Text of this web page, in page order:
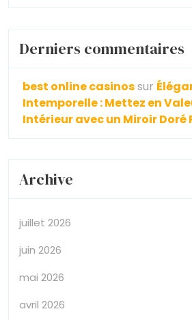
Derniers commentaires
best online casinossur
Intemporelle : Mettez en
Intérieur avec un Miroir Doré
Archive
juillet 2026
juin 2026
mai 2026
avril 2026